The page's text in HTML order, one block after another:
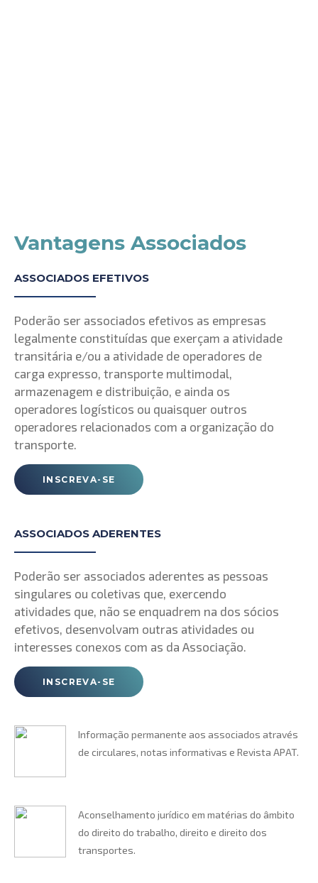
Vantagens Associados
ASSOCIADOS EFETIVOS
Poderão ser associados efetivos as empresas
legalmente constituídas que exerçam a atividade
transitária e/ou a atividade de operadores de
carga expresso, transporte multimodal,
armazenagem e distribuição, e ainda os
operadores logísticos ou quaisquer outros
operadores relacionados com a organização do
transporte.
INSCREVA-SE
ASSOCIADOS ADERENTES
Poderão ser associados aderentes as pessoas
singulares ou coletivas que, exercendo
atividades que, não se enquadrem na dos sócios
efetivos, desenvolvam outras atividades ou
interesses conexos com as da Associação.
INSCREVA-SE
Informação permanente aos associados através
de circulares, notas informativas e Revista APAT.
Aconselhamento jurídico em matérias do âmbito
do direito do trabalho, direito e direito dos
transportes.